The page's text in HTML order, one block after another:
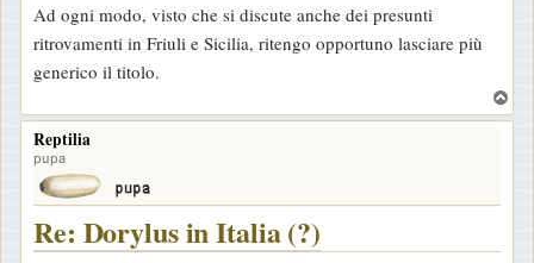
Ad ogni modo, visto che si discute anche dei presunti
ritrovamenti in Friuli e Sicilia, ritengo opportuno lasciare più
generico il titolo.
o
Reptilia
pupa
Re: Dorylus in Italia (?)